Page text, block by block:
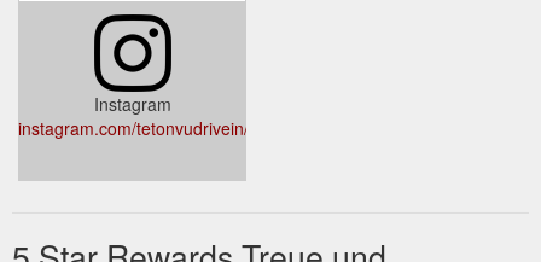
Instagram
instagram.com/tetonvudrivein/